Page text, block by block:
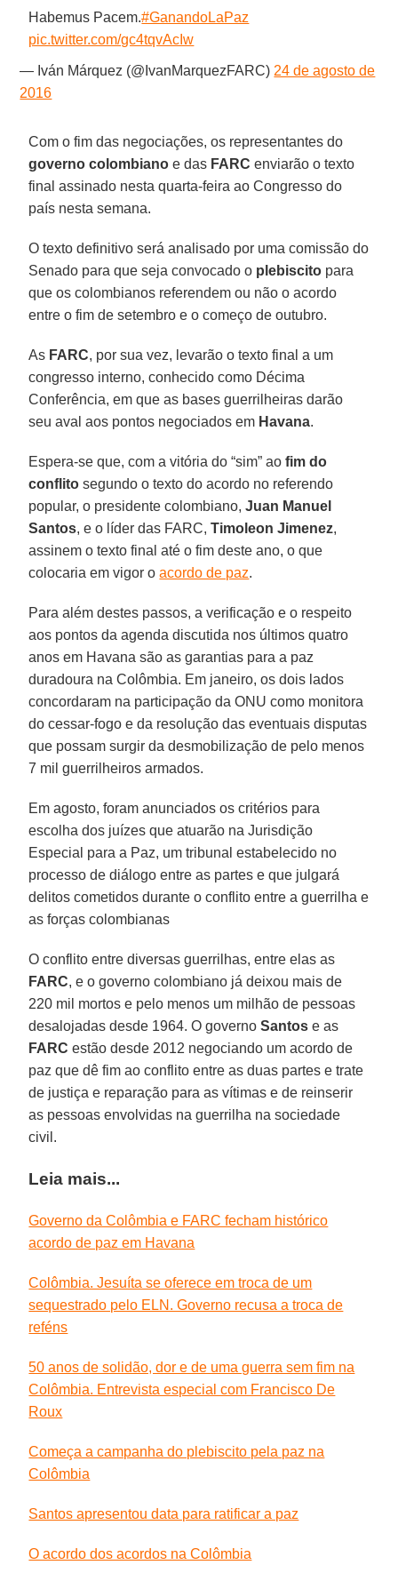
Habemus Pacem.#GanandoLaPaz
pic.twitter.com/gc4tqvAcIw
— Iván Márquez (@IvanMarquezFARC) 24 de agosto de
2016
Com o fim das negociações, os representantes do
governo colombiano e das FARC enviarão o texto
final assinado nesta quarta-feira ao Congresso do
país nesta semana.
O texto definitivo será analisado por uma comissão do
Senado para que seja convocado o plebiscito para
que os colombianos referendem ou não o acordo
entre o fim de setembro e o começo de outubro.
As FARC, por sua vez, levarão o texto final a um
congresso interno, conhecido como Décima
Conferência, em que as bases guerrilheiras darão
seu aval aos pontos negociados em Havana.
Espera-se que, com a vitória do “sim” aofim do
conflito segundo o texto do acordo no referendo
popular, o presidente colombiano,Juan Manuel
Santos, e o líder das FARC,Timoleon Jimenez,
assinem o texto final até o fim deste ano, o que
colocaria em vigor oacordo de paz.
Para além destes passos, a verificação e o respeito
aos pontos da agenda discutida nos últimos quatro
anos em Havana são as garantias para a paz
duradoura na Colômbia. Em janeiro, os dois lados
concordaram na participação da ONU como monitora
do cessar-fogo e da resolução das eventuais disputas
que possam surgir da desmobilização de pelo menos
7 mil guerrilheiros armados.
Em agosto, foram anunciados os critérios para
escolha dos juízes que atuarão na Jurisdição
Especial para a Paz, um tribunal estabelecido no
processo de diálogo entre as partes e que julgará
delitos cometidos durante o conflito entre a guerrilha e
as forças colombianas
O conflito entre diversas guerrilhas, entre elas as
FARC, e o governo colombiano já deixou mais de
220 mil mortos e pelo menos um milhão de pessoas
desalojadas desde 1964. O governoSantos e as
FARC estão desde 2012 negociando um acordo de
paz que dê fim ao conflito entre as duas partes e trate
de justiça e reparação para as vítimas e de reinserir
as pessoas envolvidas na guerrilha na sociedade
civil.
Leia mais...
Governo da Colômbia e FARC fecham histórico
acordo de paz em Havana
Colômbia. Jesuíta se oferece em troca de um
sequestrado pelo ELN. Governo recusa a troca de
reféns
50 anos de solidão, dor e de uma guerra sem fim na
Colômbia. Entrevista especial com Francisco De
Roux
Começa a campanha do plebiscito pela paz na
Colômbia
Santos apresentou data para ratificar a paz
O acordo dos acordos na Colômbia